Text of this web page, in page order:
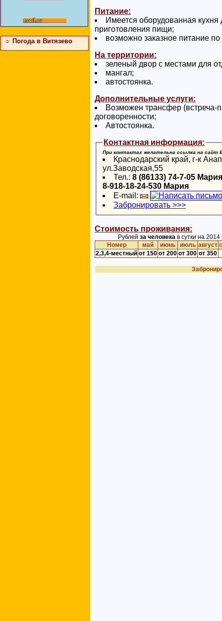
☼ Погода в Витязево
Питание:
Имеется оборудованная кухня
приготовления пищи;
возможно заказное питание
На территории:
зеленый двор с местами для
мангал;
автостоянка.
Дополнительные услуги:
Возможен трансфер (встреча-
договоренности;
Автостоянка.
Контактная информация:
При контактах желательна ссылка на сайт
Краснодарский край, г-к
ул.Заводская,55
Тел.: 8 (86133) 74-7-05
8-918-18-24-530 Мария
E-mail:
Забронировать >>>
Стоимость проживания:
Рублей за человекав сутки на 2014
Номер
май июнь июль август
2,3,4-местный от 150 от 200 от 300 от 350